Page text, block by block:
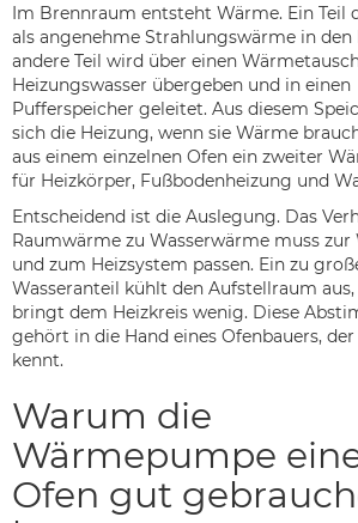
Im Brennraum entsteht Wärme. Ein Teil
als angenehme Strahlungswärme in den
andere Teil wird über einen
Heizungswasser übergeben und in einen
Pufferspeicher geleitet. Aus diesem
sich die Heizung, wenn sie Wärme
aus einem einzelnen Ofen ein zweiter
für Heizkörper, Fußbodenheizung und
Entscheidend ist die Auslegung. Das
Raumwärme zu Wasserwärme muss zur
und zum Heizsystem passen. Ein zu
Wasseranteil kühlt den Aufstellraum
bringt dem Heizkreis wenig. Diese
gehört in die Hand eines Ofenbauers, der
kennt.
Warum die
Wärmepumpe
Ofen gut